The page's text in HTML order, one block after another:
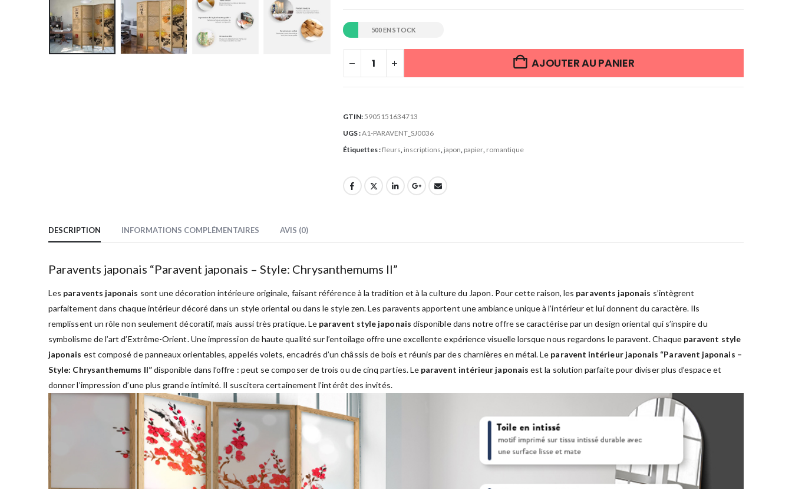
500 EN STOCK
AJOUTER AU PANIER
GTIN: 5905151634713
UGS :A1-PARAVENT_SJ0036
Étiquettes :fleurs inscriptions japon papier, romantique
DESCRIPTION INFORMATIONS COMPLÉMENTAIRES AVIS (0)
Paravents japonais “Paravent japonais – Style: Chrysanthemums II”
Les paravents japonais sont une décoration intérieure originale, faisant référence à la tradition et à la culture du Japon. Pour cette raison, les paravents japonais s’intègrent
parfaitement dans chaque intérieur décoré dans un style oriental ou dans le style zen. Les paravents apportent une ambiance unique à l’intérieur et lui donnent du caractère. Ils
remplissent un rôle non seulement décoratif, mais aussi très pratique. Le paravent style japonais disponible dans notre offre se caractérise par un design oriental qui s’inspire du
symbolisme de l’art d’Extrême-Orient. Une impression de haute qualité sur l’entoilage offre une excellente expérience visuelle lorsque nous regardons le paravent. Chaque paravent style
japonais est composé de panneaux orientables, appelés volets, encadrés d’un châssis de bois et réunis par des charnières en métal. Le paravent intérieur japonais “Paravent japonais –
Style: Chrysanthemums II”disponible dans l’offre : peut se composer de trois ou de cinq parties. Le paravent intérieur japonais est la solution parfaite pour diviser plus d’espace et
donner l’impression d’une plus grande intimité. Il suscitera certainement l’intérêt des invités.